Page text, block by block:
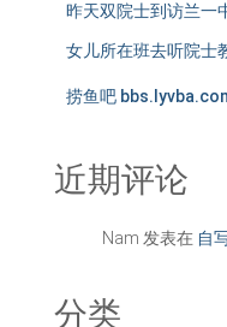
昨天双院士到访兰一
女儿所在班去听院士
捞鱼吧
近期评论
Nam 发表在 自
分类